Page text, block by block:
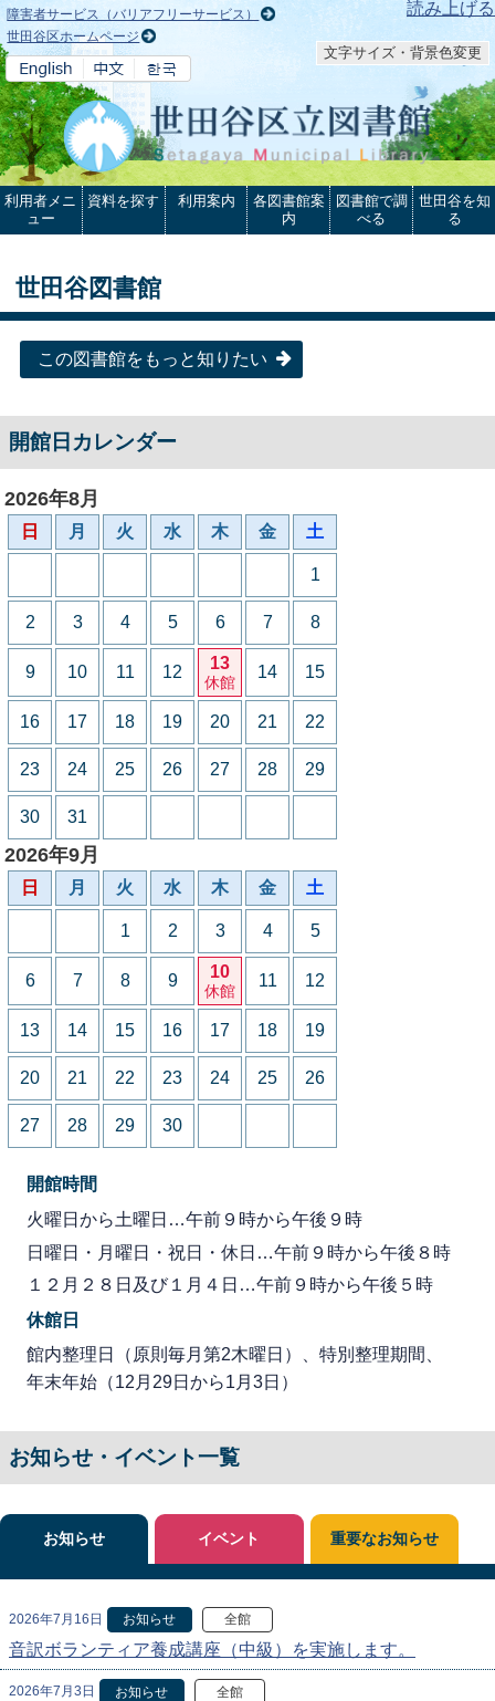
本文へ 読み上げる
障害者サービス（バリアフリーサービス）
世田谷区ホームページ
文字サイズ・背景色変更
利用者メニ
ュー
資料を探す 利用案内
各図書館案
内
図書館で調
べる
世田谷を知
る
世田谷図書館
この図書館をもっと知りたい
開館日カレンダー
2026年8月
日 月 火 水 木 金 土
1
2 3 4 5 6 7 8
9 10 11 12 13
休館
14 15
16 17 18 19 20 21 22
23 24 25 26 27 28 29
30 31
2026年9月
日 月 火 水 木 金 土
1 2 3 4 5
6 7 8 9 10
休館
11 12
13 14 15 16 17 18 19
20 21 22 23 24 25 26
27 28 29 30
開館時間
火曜日から土曜日…午前９時から午後９時
日曜日・月曜日・祝日・休日…午前９時から午後８時
１２月２８日及び１月４日…午前９時から午後５時
休館日
館内整理日（原則毎月第2木曜日）、特別整理期間、
年末年始（12月29日から1月3日）
お知らせ・イベント一覧
お知らせ
2026年7月16日 お知らせ 全館
音訳ボランティア養成講座（中級）を実施します。
2026年7月3日 お知らせ 全館
イベント 重要なお知らせ